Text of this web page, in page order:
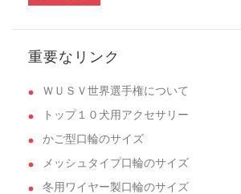
重要なリンク
ＷＵＳＶ世界選手権について
トップ１０犬用アクセサリー
かご型口輪のサイズ
メッシュタイプ口輪のサイズ
冬用ワイヤー製口輪のサイズ